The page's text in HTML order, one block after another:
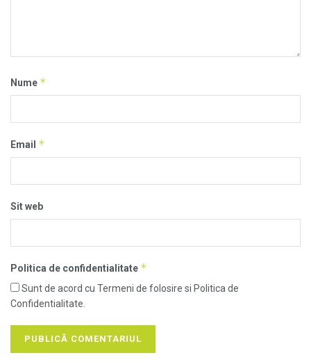
Nume *
Email *
Sit web
Politica de confidentialitate *
Sunt de acord cu Termeni de folosire si Politica de
Confidentialitate.